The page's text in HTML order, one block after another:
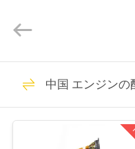
プ
2026
Beijing
Enterprise
All
Reserved.
ーハー
中国 エンジンの